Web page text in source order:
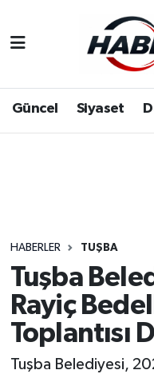
Güncel Siyaset
HABERLER TUŞBA
Tuşba
Rayiç
Toplantısı
Tuşba Belediyesi,